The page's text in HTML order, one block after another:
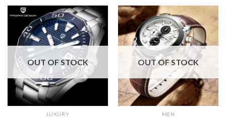
OUT OF STOCK
LUXURY
OUT OF STOCK
MEN